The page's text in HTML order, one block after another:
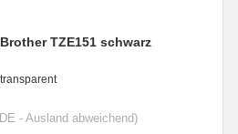
TZE151 schwarz
- Ausland abweichend)